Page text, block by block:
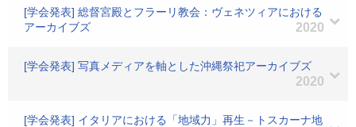
[学会発表] 総督宮殿とフラーリ教会：ヴェネツィアにおける
アーカイブズ
2020
[学会発表] 写真メディアを軸とした沖縄祭祀アーカイブズ
2020
[学会発表] イタリアにおける「地域力」再生－トスカーナ地